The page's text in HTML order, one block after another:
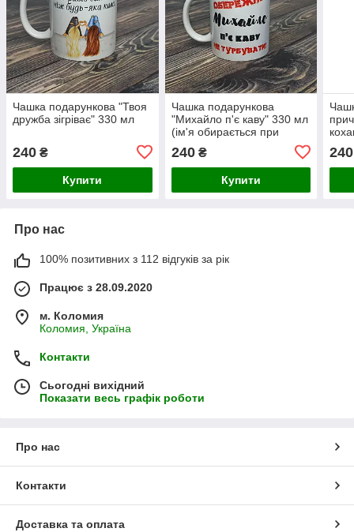
Чашка подарункова "Твоя
дружба зігріває" 330 мл
240 ₴
Купити
Чашка подарункова
"Михайло п'є каву" 330 мл
(ім'я обирається при
240₴
Купити
240
Про нас
100% позитивних з 112 відгуків за рік
Працює з 28.09.2020
м. Коломия
Коломия, Україна
Контакти
Сьогодні вихідний
Показати весь графік роботи
Про нас
Контакти
Доставка та оплата